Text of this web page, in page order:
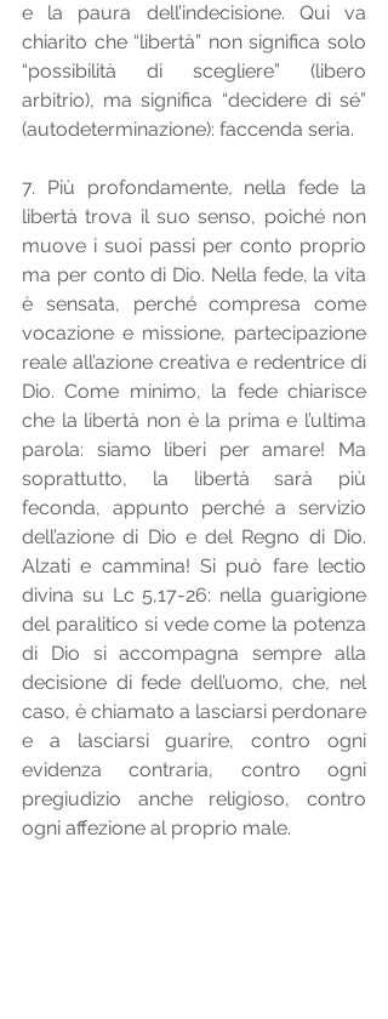
e la paura dell’indecisione. Qui va
chiarito che “libertà” non significa solo
“possibilità di scegliere” (libero
arbitrio), ma significa “decidere di sé”
(autodeterminazione): faccenda seria.
7. Più profondamente, nella fede la
libertà trova il suo senso, poiché non
muove i suoi passi per conto proprio
ma per conto di Dio. Nella fede, la vita
è sensata, perché compresa come
vocazione e missione, partecipazione
reale all’azione creativa e redentrice di
Dio. Come minimo, la fede chiarisce
che la libertà non è la prima e l’ultima
parola: siamo liberi per amare! Ma
soprattutto, la libertà sarà più
feconda, appunto perché a servizio
dell’azione di Dio e del Regno di Dio.
Alzati e cammina! Si può fare lectio
divina su Lc 5,17-26: nella guarigione
del paralitico si vede come la potenza
di Dio si accompagna sempre alla
decisione di fede dell’uomo, che, nel
caso, è chiamato a lasciarsi perdonare
e a lasciarsi guarire, contro ogni
evidenza contraria, contro ogni
pregiudizio anche religioso, contro
ogni affezione al proprio male.